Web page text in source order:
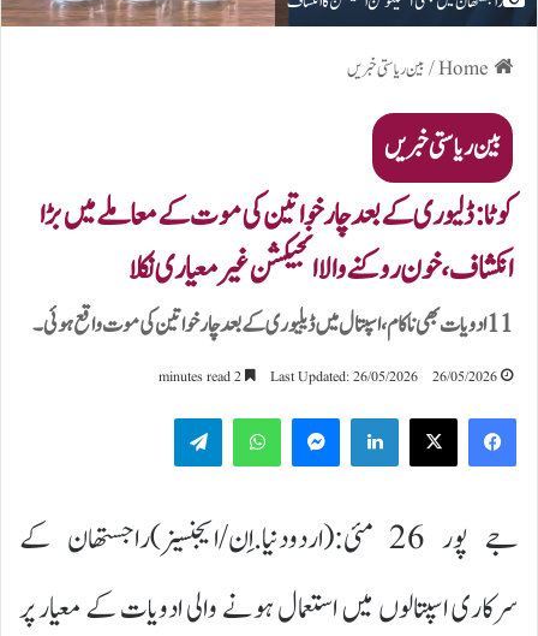
/بین ریاستی خبریں
بین ریاستی خبریں
کوٹا :ڈلیوری کے بعد چار خواتین کی موت کے معاملے میں بڑا
انکشاف،خون روکنے والا انجیکشن غیر معیاری نکلا
11 ادویات بھی ناکام، اسپتال میں ڈیلیوری کے بعد چار خواتین کی موت واقع ہوئی۔
26/05/2026
Last Updated: 26/05/2026
LinkedIn
WhatsApp
جے پور 26 مئی:(اردودنیا.اِن/ایجنسیز)راجستھان کے
سرکاری اسپتالوں میں استعمال ہونے والی ادویات کے معیار پر